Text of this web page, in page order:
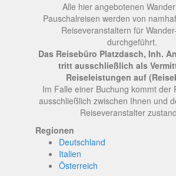
Alle hier angebotenen
Pauschalreisen werden von
Reiseveranstaltern für
durchgeführt.
Das Reisebüro Platzdasch, Inh.
tritt ausschließlich als
Reiseleistungen auf
Im Falle einer Buchung kommt der
ausschließlich zwischen Ihnen und
Reiseveranstalter
Regionen
Deutschland
Italien
Österreich